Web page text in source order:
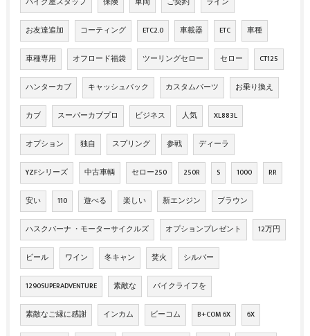
お友達追加 コーティング ETC2.0 車載器 ETC 車種
車種専用 オフロード福袋 ツーリングセロー セロー CT125
ハンターカブ キャッシュバック カスタムパーツ お乗り換え
カブ スーパーカブプロ ビジネス 人気 XL883L
オプション 独自 スプリング 参戦 ディーラ
YZFシリーズ 中古車輌 セロー250 250R S 1000 RR
安い 110 遊べる 楽しい 新エンジン ブラウン
ハスクバーナ ・モーターサイクルズ オプションプレゼント 12万円
ビール ワイン 冬キャン 焚火 シルバー
1290SUPERADVENTURE 素敵な バイクライフを
素敵なご縁に感謝 インカム ビーコム B+COM 6X 6X